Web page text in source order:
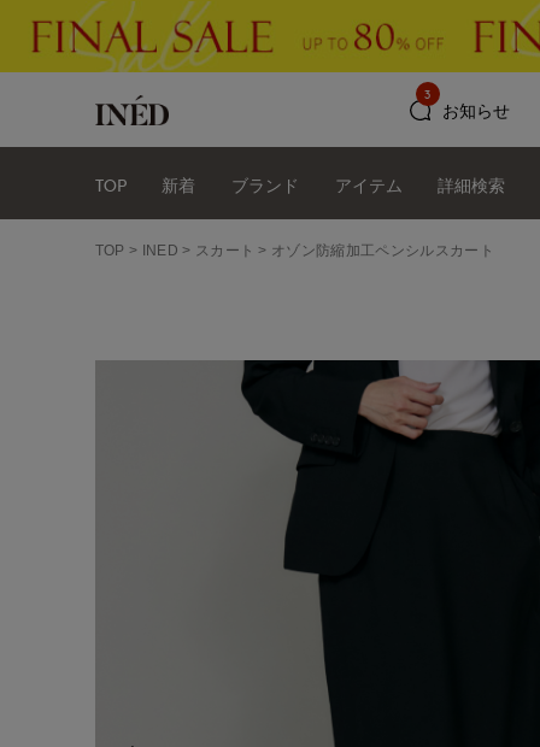
お知らせ
3
TOP 新着 ブランド アイテム 詳細検索
TOP INED スカート オゾン防縮加工ペンシルスカート